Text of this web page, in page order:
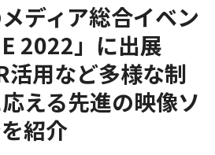
ディア総合イベン
2022」に出展
活用など多様な制
える先進の映像ソ
紹介